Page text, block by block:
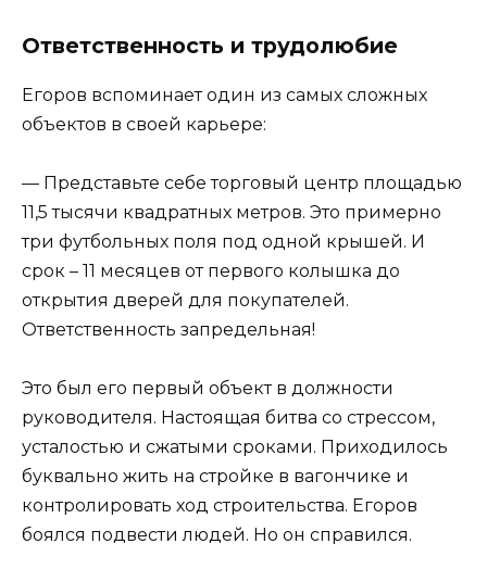
Ответственность и трудолюбие
Егоров вспоминает один из самых сложных
объектов в своей карьере:
— Представьте себе торговый центр площадью
11,5 тысячи квадратных метров. Это примерно
три футбольных поля под одной крышей. И
срок – 11 месяцев от первого колышка до
открытия дверей для покупателей.
Ответственность запредельная!
Это был его первый объект в должности
руководителя. Настоящая битва со стрессом,
усталостью и сжатыми сроками. Приходилось
буквально жить на стройке в вагончике и
контролировать ход строительства. Егоров
боялся подвести людей. Но он справился.